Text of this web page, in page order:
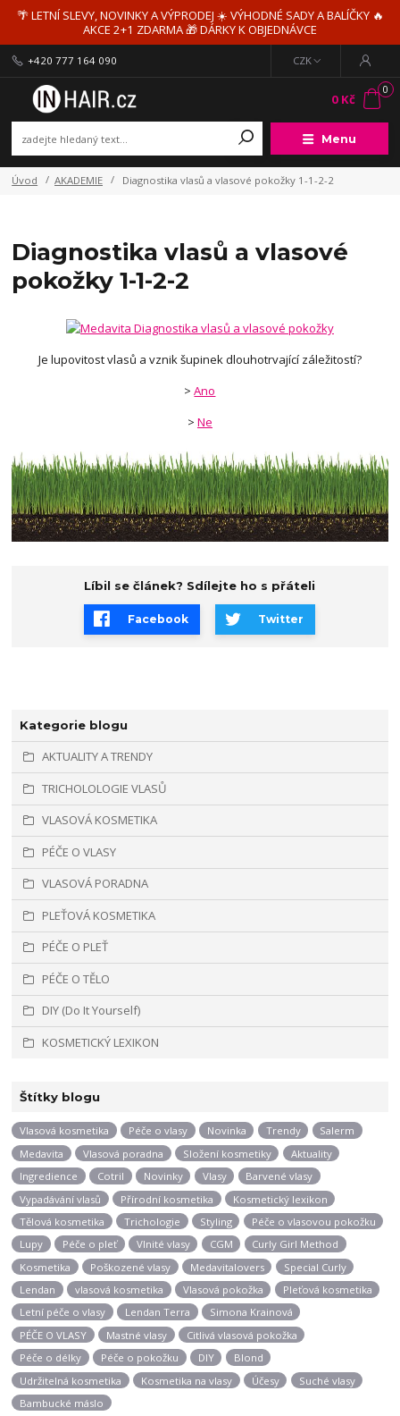
🌴 LETNÍ SLEVY, NOVINKY A VÝPRODEJ ☀️ VÝHODNÉ SADY A BALÍČKY 🔥
AKCE 2+1 ZDARMA 🎁 DÁRKY K OBJEDNÁVCE
Menu
CZK
+420 777 164 090
0
0 Kč
Úvod AKADEMIE Diagnostika vlasů a vlasové pokožky 1-1-2-2
Kategorie blogu
AKTUALITY A TRENDY
TRICHOLOLOGIE VLASŮ
VLASOVÁ KOSMETIKA
PÉČE O VLASY
VLASOVÁ PORADNA
PLEŤOVÁ KOSMETIKA
PÉČE O PLEŤ
PÉČE O TĚLO
DIY (Do It Yourself)
KOSMETICKÝ LEXIKON
Štítky blogu
Vlasová kosmetika Péče o vlasy Novinka Trendy
Salerm
Medavita
Vlasová poradna Složení kosmetiky
Aktuality
Ingredience
Cotril Novinky Vlasy
Barvené vlasy
Vypadávání vlasů
Přírodní kosmetika
Kosmetický lexikon
Tělová kosmetika
Trichologie Styling
Péče o vlasovou pokožku
Lupy
Péče o pleť Vlnité vlasy CGM
Curly Girl Method
Kosmetika
Poškozené vlasy Medavitalovers
Special Curly
Lendan
vlasová kosmetika Vlasová pokožka
Pleťová kosmetika
Letní péče o vlasy
Lendan Terra
Simona Krainová
PÉČE O VLASY
Mastné vlasy
Citlivá vlasová pokožka
Péče o délky
Péče o pokožku DIY
Blond
Udržitelná kosmetika
Kosmetika na vlasy Účesy
Suché vlasy
Bambucké máslo
Diagnostika vlasů a vlasové
pokožky 1-1-2-2
Je lupovitost vlasů a vznik šupinek dlouhotrvající záležitostí?
>Ano
> Ne
Líbil se článek? Sdílejte ho s přáteli
Facebook Twitter